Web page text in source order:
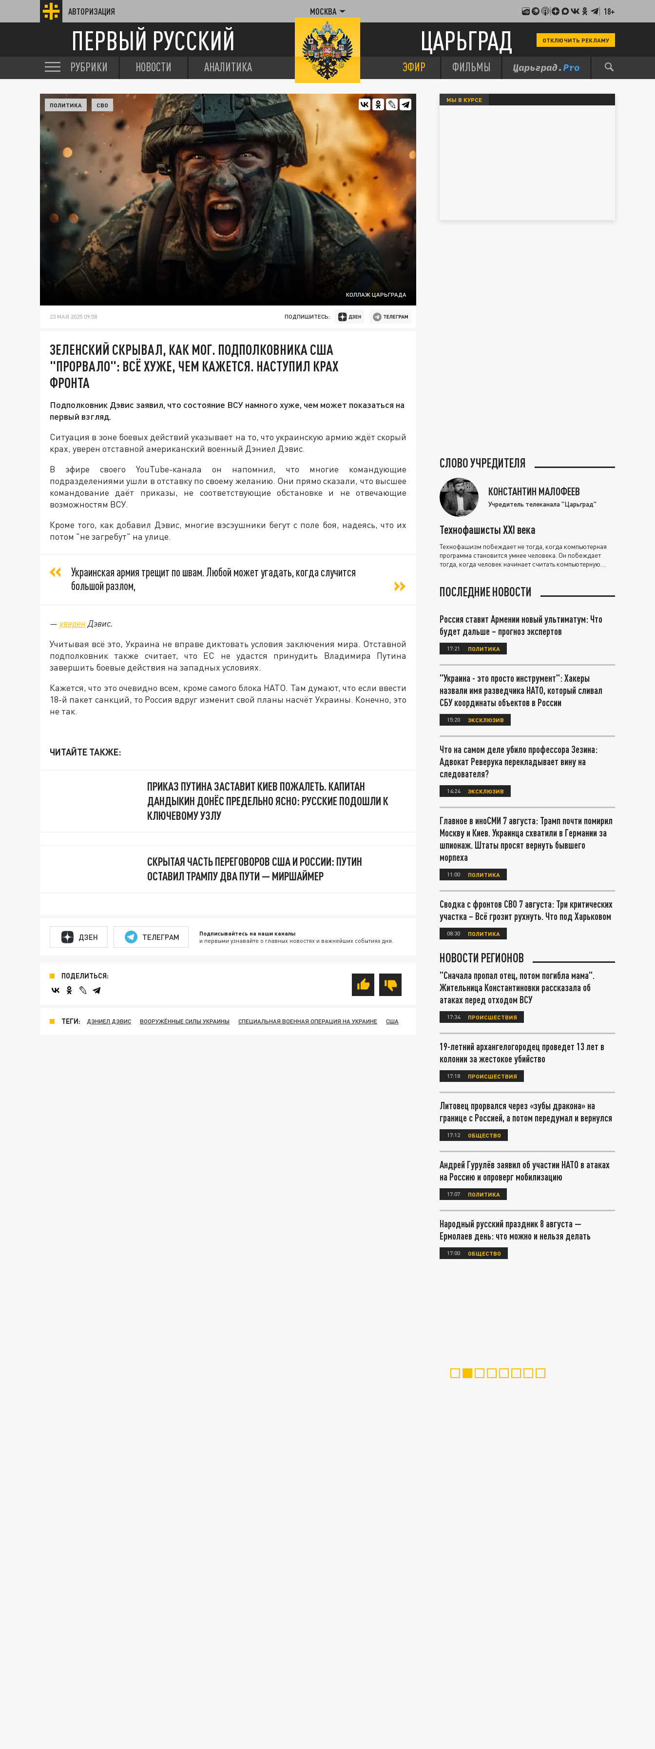
АВТОРИЗАЦИЯ МОСКВА 18+
ПЕРВЫЙ РУССКИЙ ЦАРЬГРАД ОТКЛЮЧИТЬ РЕКЛАМУ
РУБРИКИ НОВОСТИ АНАЛИТИКА ЭФИР ФИЛЬМЫ
КОЛЛАЖ ЦАРЬГРАДА
ПОЛИТИКА СВО
23 МАЯ 2025 09:58 ПОДПИШИТЕСЬ:
ЗЕЛЕНСКИЙ СКРЫВАЛ, КАК МОГ. ПОДПОЛКОВНИКА США
"ПРОРВАЛО": ВСЁ ХУЖЕ, ЧЕМ КАЖЕТСЯ. НАСТУПИЛ КРАХ
ФРОНТА
Подполковник Дэвис заявил, что состояние ВСУ намного хуже, чем может показаться на
первый взгляд.
Ситуация в зоне боевых действий указывает на то, что украинскую армию ждёт скорый
крах, уверен отставной американский военный Дэниел Дэвис.
В эфире своего YouTube-канала он напомнил, что многие командующие
подразделениями ушли в отставку по своему желанию. Они прямо сказали, что высшее
командование даёт приказы, не соответствующие обстановке и не отвечающие
возможностям ВСУ.
Кроме того, как добавил Дэвис, многие вэсэушники бегут с поле боя, надеясь, что их
потом "не загребут" на улице.
Украинская армия трещит по швам. Любой может угадать, когда случится
большой разлом,
— уверен Дэвис.
Учитывая всё это, Украина не вправе диктовать условия заключения мира. Отставной
подполковник также считает, что ЕС не удастся принудить Владимира Путина
завершить боевые действия на западных условиях.
Кажется, что это очевидно всем, кроме самого блока НАТО. Там думают, что если ввести
18-й пакет санкций, то Россия вдруг изменит свой планы насчёт Украины. Конечно, это
не так.
ЧИТАЙТЕ ТАКЖЕ:
ПРИКАЗ ПУТИНА ЗАСТАВИТ КИЕВ ПОЖАЛЕТЬ. КАПИТАН
ДАНДЫКИН ДОНЁС ПРЕДЕЛЬНО ЯСНО: РУССКИЕ ПОДОШЛИ К
КЛЮЧЕВОМУ УЗЛУ
СКРЫТАЯ ЧАСТЬ ПЕРЕГОВОРОВ США И РОССИИ: ПУТИН
ОСТАВИЛ ТРАМПУ ДВА ПУТИ — МИРШАЙМЕР
ДЗЕН ТЕЛЕГРАМ Подписывайтесь на наши каналы
и первыми узнавайте о главных новостях и важнейших событиях дня.
ПОДЕЛИТЬСЯ:
ТЕГИ: ДЭНИЕЛ ДЭВИС ВООРУЖЁННЫЕ СИЛЫ УКРАИНЫ СПЕЦИАЛЬНАЯ ВОЕННАЯ ОПЕРАЦИЯ НА УКРАИНЕ США
МЫ В КУРСЕ
СЛОВО УЧРЕДИТЕЛЯ
КОНСТАНТИН МАЛОФЕЕВ
Учредитель телеканала "Царьград"
Технофашисты XXI века
Технофашизм побеждает не тогда, когда компьютерная
программа становится умнее человека. Он побеждает
тогда, когда человек начинает считать компьютерную
ПОСЛЕДНИЕ НОВОСТИ
Россия ставит Армении новый ультиматум: Что
будет дальше – прогноз экспертов
17:21 ПОЛИТИКА
"Украина - это просто инструмент": Хакеры
назвали имя разведчика НАТО, который сливал
СБУ координаты объектов в России
15:20 ЭКСКЛЮЗИВ
Что на самом деле убило профессора Зезина:
Адвокат Реверука перекладывает вину на
следователя?
14:24 ЭКСКЛЮЗИВ
Главное в иноСМИ 7 августа: Трамп почти помирил
Москву и Киев. Украинца схватили в Германии за
шпионаж. Штаты просят вернуть бывшего
морпеха
11:00 ПОЛИТИКА
Сводка с фронтов СВО 7 августа: Три критических
участка – Всё грозит рухнуть. Что под Харьковом
08:30 ПОЛИТИКА
НОВОСТИ РЕГИОНОВ
"Сначала пропал отец, потом погибла мама".
Жительница Константиновки рассказала об
атаках перед отходом ВСУ
17:34 ПРОИСШЕСТВИЯ
19-летний архангелогородец проведет 13 лет в
колонии за жестокое убийство
17:18 ПРОИСШЕСТВИЯ
Литовец прорвался через «зубы дракона» на
границе с Россией, а потом передумал и вернулся
17:12 ОБЩЕСТВО
Андрей Гурулёв заявил об участии НАТО в атаках
на Россию и опроверг мобилизацию
17:07 ПОЛИТИКА
Народный русский праздник 8 августа —
Ермолаев день: что можно и нельзя делать
17:00 ОБЩЕСТВО